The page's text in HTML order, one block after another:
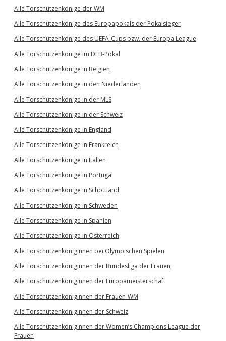
Alle Torschützenkönige der WM
Alle Torschützenkönige des Europapokals der Pokalsieger
Alle Torschützenkönige des UEFA-Cups bzw. der Europa League
Alle Torschützenkönige im DFB-Pokal
Alle Torschützenkönige in Belgien
Alle Torschützenkönige in den Niederlanden
Alle Torschützenkönige in der MLS
Alle Torschützenkönige in der Schweiz
Alle Torschützenkönige in England
Alle Torschützenkönige in Frankreich
Alle Torschützenkönige in Italien
Alle Torschützenkönige in Portugal
Alle Torschützenkönige in Schottland
Alle Torschützenkönige in Schweden
Alle Torschützenkönige in Spanien
Alle Torschützenkönige in Österreich
Alle Torschützenköniginnen bei Olympischen Spielen
Alle Torschützenköniginnen der Bundesliga der Frauen
Alle Torschützenköniginnen der Europameisterschaft
Alle Torschützenköniginnen der Frauen-WM
Alle Torschützenköniginnen der Schweiz
Alle Torschützenköniginnen der Women’s Champions League der
Frauen